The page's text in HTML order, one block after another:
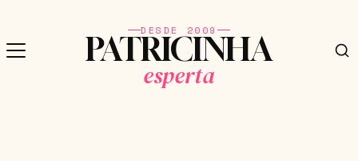
DESDE 2009
PATRICINHA
esperta